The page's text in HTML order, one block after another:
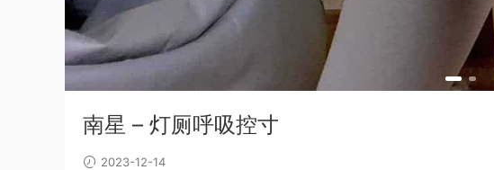
南星 – 灯厕呼吸控寸
2023-12-14